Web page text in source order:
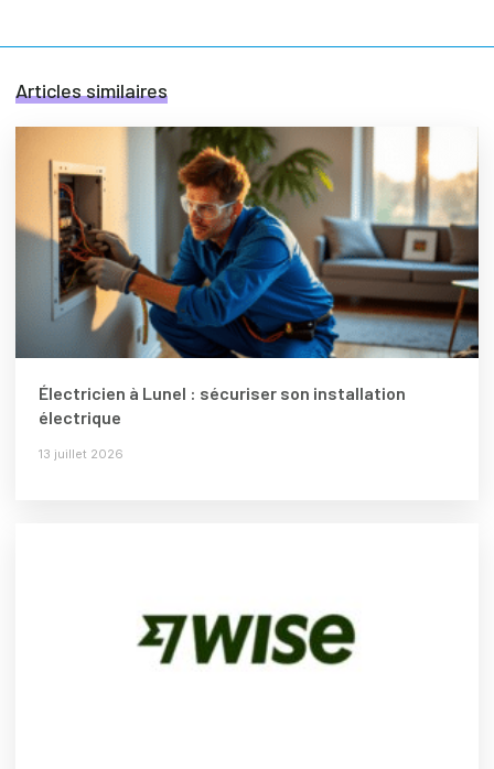
Articles similaires
Électricien à Lunel : sécuriser son installation
électrique
13 juillet 2026